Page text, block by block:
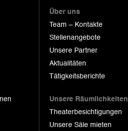
Über uns
Team – Kontakte
Stellenangebote
Unsere Partner
Aktualitäten
Tätigkeitsberichte
Unsere Räumlichkeiten
Theaterbesichtigungen
Unsere Säle mieten